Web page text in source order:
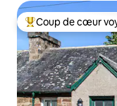
Coups de cœur
Coup de cœur